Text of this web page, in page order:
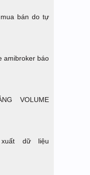
bán do tự
amibroker báo
VOLUME
dữ liệu